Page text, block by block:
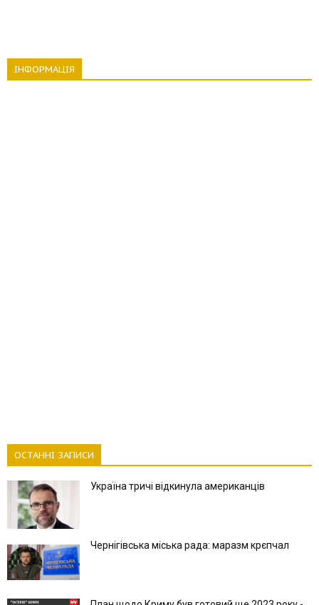
ІНФОРМАЦІЯ
ОСТАННІ ЗАПИСИ
Україна тричі відкинула американців
Чернігівська міська рада: маразм крєпчал